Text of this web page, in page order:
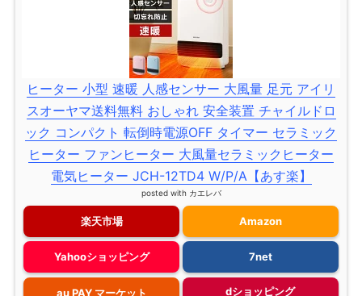
ヒーター 小型 速暖 人感センサー 大風量 足元 アイリ
スオーヤマ送料無料 おしゃれ 安全装置 チャイルドロ
ック コンパクト 転倒時電源OFF タイマー セラミック
ヒーター ファンヒーター 大風量セラミックヒーター
電気ヒーター JCH-12TD4 W/P/A【あす楽】
posted with カエレバ
楽天市場 Amazon
Yahooショッピング 7net
au PAY マーケット dショッピング